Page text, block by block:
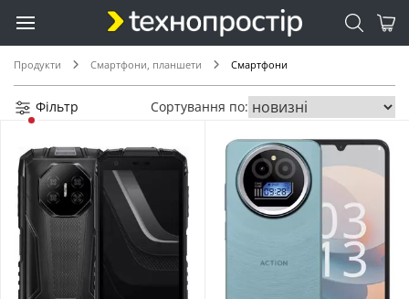
Продукти Смартфони, планшети Смартфони
Фільтр Сортування по: